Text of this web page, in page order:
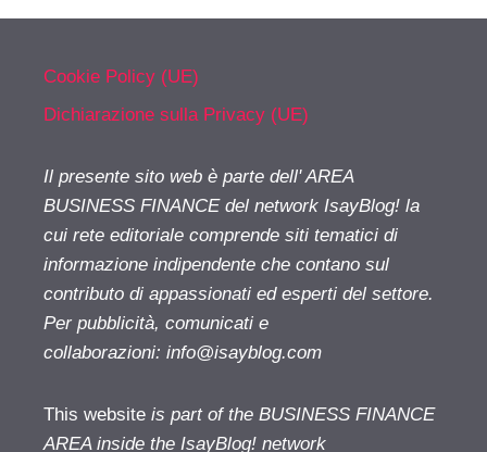
Cookie Policy (UE)
Dichiarazione sulla Privacy (UE)
Il presente sito web è parte dell' AREA
BUSINESS FINANCE del network IsayBlog! la
cui rete editoriale comprende siti tematici di
informazione indipendente che contano sul
contributo di appassionati ed esperti del settore.
Per pubblicità, comunicati e
collaborazioni: info@isayblog.com
This website is part of the BUSINESS FINANCE
AREA inside the IsayBlog! network